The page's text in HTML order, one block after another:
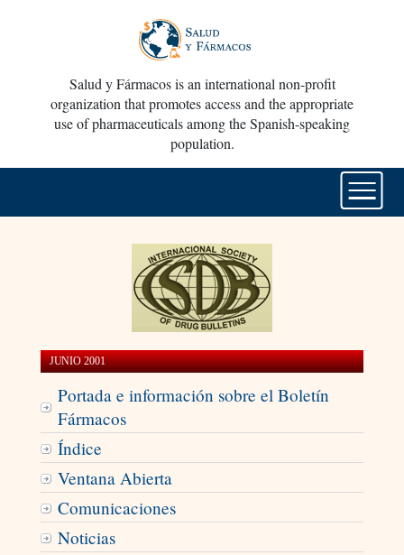
Salud y Fármacos is an international non-profit
organization that promotes access and the appropriate
use of pharmaceuticals among the Spanish-speaking
population.
JUNIO 2001
Portada e información sobre el Boletín
Fármacos
Índice
Ventana Abierta
Comunicaciones
Noticias